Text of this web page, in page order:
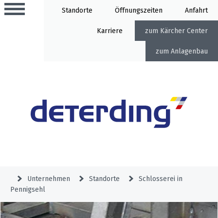
Standorte Öffnung Anfahrt
Karriere Kärcher Center
Anlagenbau
Aktionen
Angebote
&
Aktionen
&
Motorgeräte
Schlosserei
Unternehmen Standorte
Schlosserei in
Pennigsehl